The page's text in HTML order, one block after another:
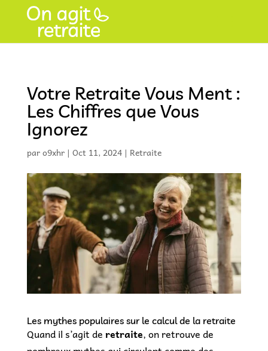
Votre Retraite Vous Ment :
Les Chiffres que Vous
Ignorez
paro9xhr| Oct 11, 2024| Retraite
Les mythes populaires sur le calcul de la retraite
Quand il s’agit deretraite, on retrouve de